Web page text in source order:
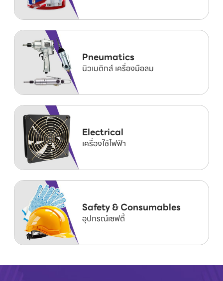
Pneumatics
นิวเมติกส์ เครื่องมือลม
Electrical
เครื่องใช้ไฟฟ้า
Safety & Consumables
อุปกรณ์เซฟตี้